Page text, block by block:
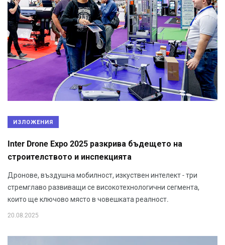
ИЗЛОЖЕНИЯ
Inter Drone Expo 2025 разкрива бъдещето на
строителството и инспекцията
Дронове, въздушна мобилност, изкуствен интелект - три
стремглаво развиващи се високотехнологични сегмента,
които ще ключово място в човешката реалност.
20.08.2025